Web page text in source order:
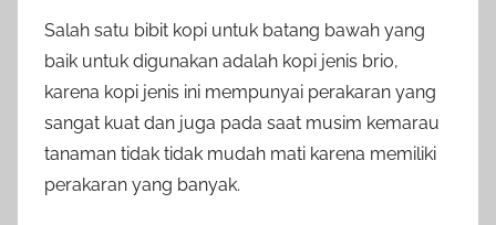
Salah satu bibit kopi untuk batang bawah yang
baik untuk digunakan adalah kopi jenis brio,
karena kopi jenis ini mempunyai perakaran yang
sangat kuat dan juga pada saat musim kemarau
tanaman tidak tidak mudah mati karena memiliki
perakaran yang banyak.